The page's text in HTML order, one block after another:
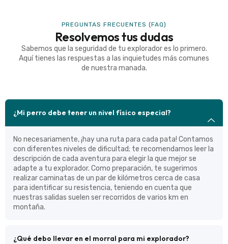
PREGUNTAS FRECUENTES (FAQ)
Resolvemos tus dudas
Sabemos que la seguridad de tu explorador es lo primero.
Aquí tienes las respuestas a las inquietudes más comunes
de nuestra manada.
¿Mi perro debe tener un nivel físico especial?
No necesariamente, ¡hay una ruta para cada pata! Contamos
con diferentes niveles de dificultad; te recomendamos leer la
descripción de cada aventura para elegir la que mejor se
adapte a tu explorador. Como preparación, te sugerimos
realizar caminatas de un par de kilómetros cerca de casa
para identificar su resistencia, teniendo en cuenta que
nuestras salidas suelen ser recorridos de varios km en
montaña.
¿Qué debo llevar en el morral para mi explorador?